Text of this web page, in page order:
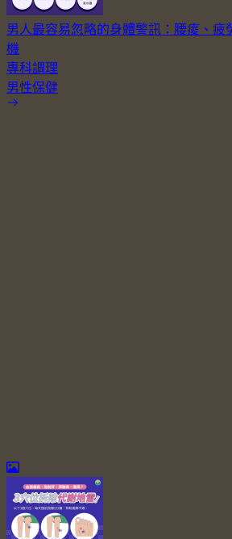
男人最容易忽略的身體警訊：腰痠、疲
機
專科調理
男性保健